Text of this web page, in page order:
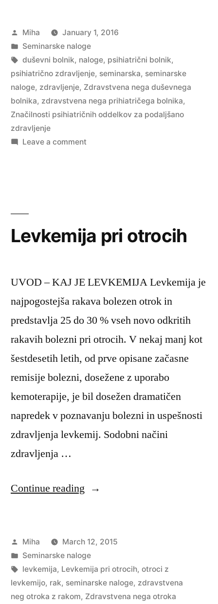
za
podaljšano
zdravljenje”
Posted
by
Miha
January 1, 2016
Posted
in
Seminarske naloge
Tags:
duševni bolnik, naloge, psihiatrični bolnik,
psihiatrično zdravljenje, seminarska, seminarske
naloge, zdravljenje, Zdravstvena nega duševnega
bolnika, zdravstvena nega prihiatričega bolnika,
Značilnosti psihiatričnih oddelkov za podaljšano
zdravljenje
Leave a commenton
Levkemija pri otrocih
UVOD – KAJ JE LEVKEMIJA Levkemija je
najpogostejša rakava bolezen otrok in
predstavlja 25 do 30 % vseh novo odkritih
rakavih bolezni pri otrocih. V nekaj manj kot
šestdesetih letih, od prve opisane začasne
remisije bolezni, dosežene z uporabo
kemoterapije, je bil dosežen dramatičen
napredek v poznavanju bolezni in uspešnosti
zdravljenja levkemij. Sodobni načini
zdravljenja …
Continue reading “Levkemija
Posted
by
Miha
March 12, 2015
Posted
in
Seminarske naloge
Tags:
levkemija, Levkemija pri otrocih, otroci z
levkemijo, rak, seminarske naloge, zdravstvena
neg otroka z rakom, Zdravstvena nega otroka